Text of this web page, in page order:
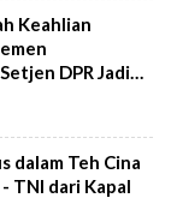
Keahlian
DPR Jadi
dalam Teh Cina
TNI dari Kapal